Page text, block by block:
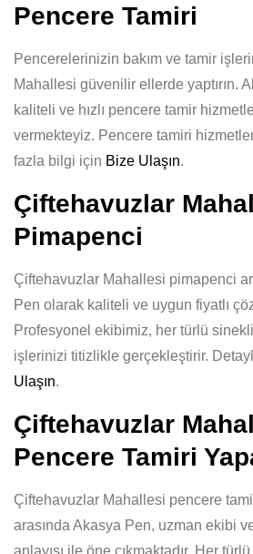
Pencere Tamiri
Pencerelerinizin bakım ve tamir
Mahallesi güvenilir ellerde yaptırın.
kaliteli ve hızlı pencere tamir
vermekteyiz. Pencere tamiri
fazla bilgi için Bize Ulaşın.
Çiftehavuzlar
Pimapenci
Çiftehavuzlar Mahallesi pimapenci
Pen olarak kaliteli ve uygun fiyatlı
Profesyonel ekibimiz, her türlü
işlerinizi titizlikle gerçekleştirir.
Ulaşın.
Çiftehavuzlar
Pencere Tamiri
Çiftehavuzlar Mahallesi pencere
arasında Akasya Pen, uzman ekibi
anlayışı ile öne çıkmaktadır. Her